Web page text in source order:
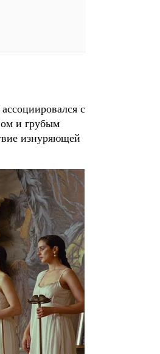
с
и грубым
изнуряющей